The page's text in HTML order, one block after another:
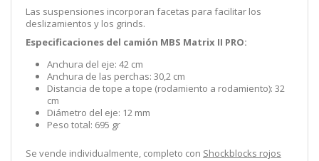
Las suspensiones incorporan facetas para facilitar los
deslizamientos y los grinds.
Especificaciones del camión MBS Matrix II PRO:
Anchura del eje: 42 cm
Anchura de las perchas: 30,2 cm
Distancia de tope a tope (rodamiento a rodamiento): 32
cm
Diámetro del eje: 12 mm
Peso total: 695 gr
Se vende individualmente, completo con Shockblocks rojos